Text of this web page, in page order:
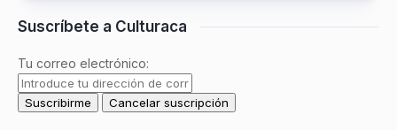
Suscríbete a Culturaca
Tu correo electrónico: